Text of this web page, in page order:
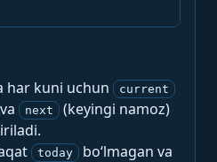
har kuni uchun current
next
(keyingi namoz)
today
bo‘lmagan va